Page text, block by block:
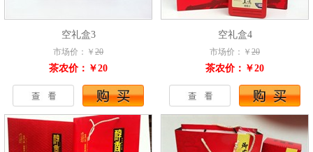
空礼盒3
市场价：￥ 20
茶农价：￥20
空礼盒4
市场价：￥ 20
茶农价：￥20